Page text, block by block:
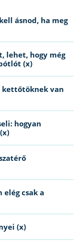
ásnod, ha meg
lehet, hogy még
(x)
kettőtöknek van
hogyan
csak a
(x)